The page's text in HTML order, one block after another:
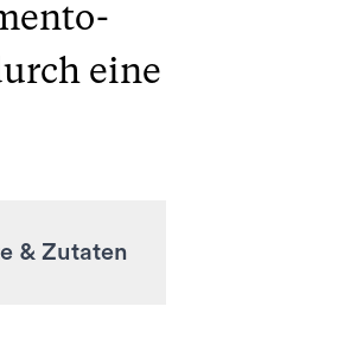
eine
& Zutaten